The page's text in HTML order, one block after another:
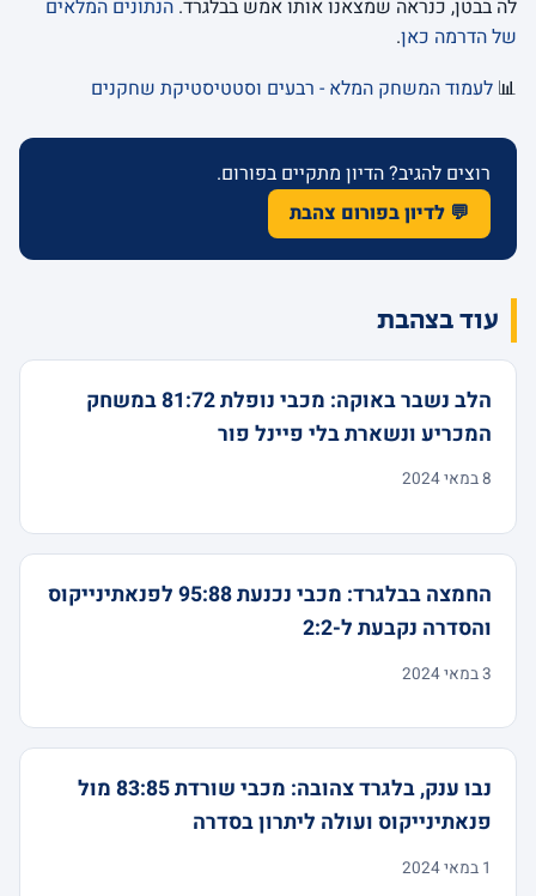
לה בבטן, כנראה שמצאנו אותו אמש בבלגרד. הנתונים המלאים
של הדרמה כאן.
📊 לעמוד המשחק המלא - רבעים וסטטיסטיקת שחקנים
רוצים להגיב? הדיון מתקיים בפורום.
💬 לדיון בפורום צהבת
עוד בצהבת
הלב נשבר באוקה: מכבי נופלת 81:72 במשחק
המכריע ונשארת בלי פיינל פור
8 במאי 2024
החמצה בבלגרד: מכבי נכנעת 95:88 לפנאתינייקוס
והסדרה נקבעת ל-2:2
3 במאי 2024
נבו ענק, בלגרד צהובה: מכבי שורדת 83:85 מול
פנאתינייקוס ועולה ליתרון בסדרה
1 במאי 2024